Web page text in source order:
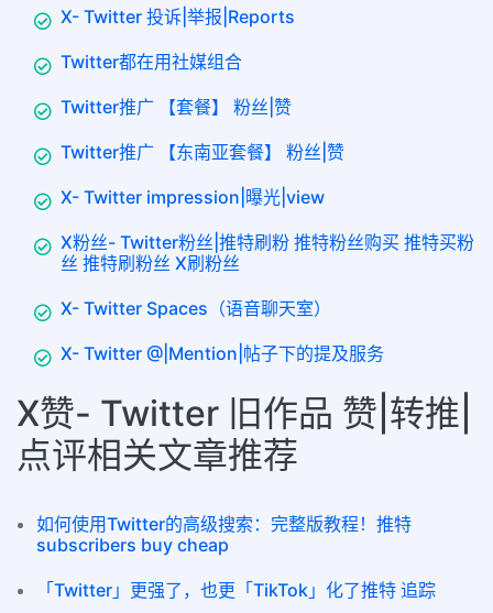
X- Twitter 投诉|举报|Reports
Twitter都在用社媒组合
Twitter推广 【套餐】 粉丝|赞
Twitter推广 【东南亚套餐】 粉丝|赞
X- Twitter impression|曝光|view
X粉丝- Twitter粉丝|推特刷粉 推特粉丝购买 推特买粉
丝 推特刷粉丝 X刷粉丝
X- Twitter Spaces（语音聊天室）
X- Twitter @|Mention|帖子下的提及服务
X赞- Twitter 旧作品 赞|转推|
点评相关文章推荐
如何使用Twitter的高级搜索：完整版教程！推特
subscribers buy cheap
「Twitter」更强了，也更「TikTok」化了推特 追踪